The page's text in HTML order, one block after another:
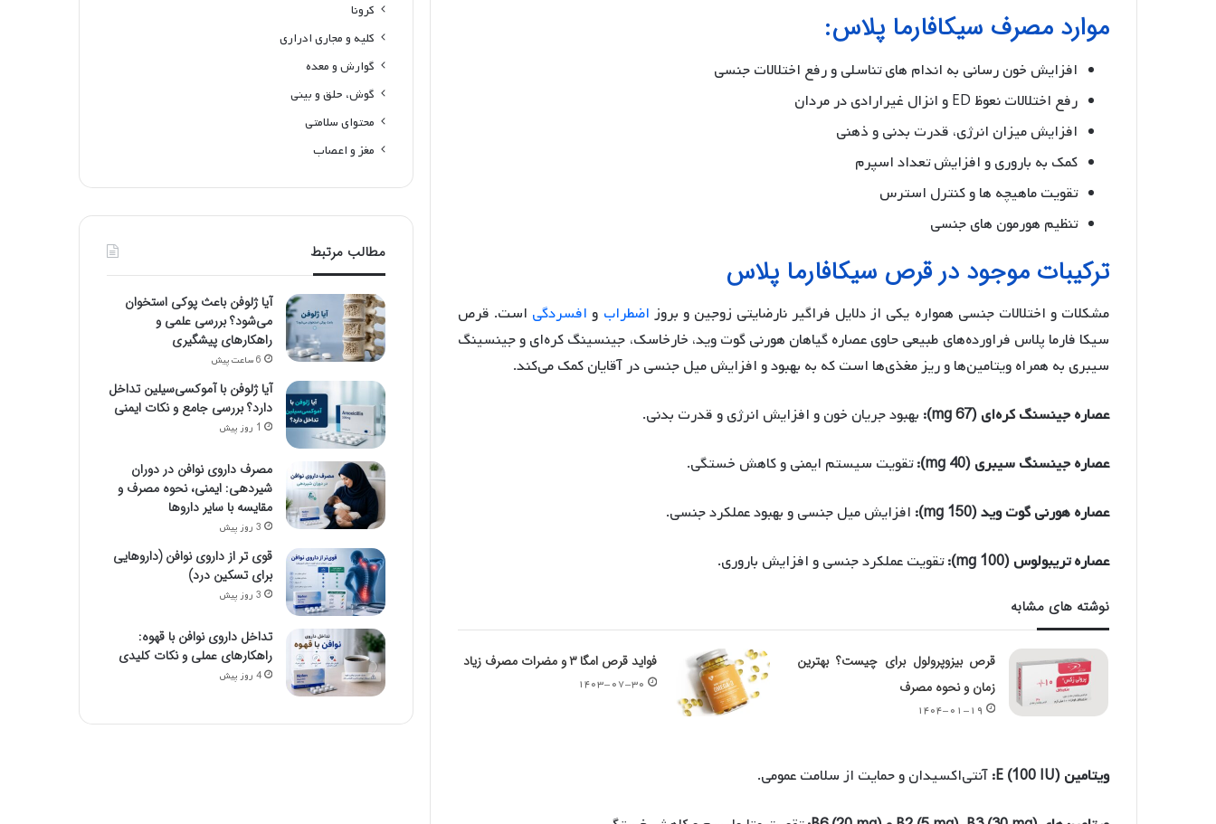
موارد مصرف سیکافارما پلاس:
افزایش خون رسانى به اندام هاى تناسلى و رفع اختلالات جنسى
رفع اختلالات نعوظ ED و انزال غیرارادى در مردان
افزایش میزان انرژى، قدرت بدنى و ذهنى
کمک به بارورى و افزایش تعداد اسپرم
تقویت ماهیچه ها و کنترل استرس
تنظیم هورمون هاى جنسى
ترکیبات موجود در قرص سیکافارما پلاس
مشکلات و اختلالات جنسی همواره یکی از دلایل فراگیر نارضایتی زوجین و بروز اضطراب و افسردگی است. قرص
سیکا فارما پلاس فراورده­‌های طبیعی حاوی عصاره گیاهان هورنی گوت وید، خارخاسک، جینسینگ کره­‌ای و جینسینگ
سیبری به همراه ویتامین‌ها و ریز مغذی­‌ها است که به بهبود و افزایش میل جنسی در آقایان کمک می­‌کند.
عصاره جینسنگ کره‌ای (67 mg): بهبود جریان خون و افزایش انرژی و قدرت بدنی.
عصاره جینسنگ سیبری (40 mg): تقویت سیستم ایمنی و کاهش خستگی.
عصاره هورنی گوت وید (150 mg): افزایش میل جنسی و بهبود عملکرد جنسی.
عصاره تریبولوس (100 mg): تقویت عملکرد جنسی و افزایش باروری.
نوشته های مشابه
قرص بیزوپرولول برای چیست؟ بهترین
زمان و نحوه مصرف
۱۴۰۴-۰۱-۱۹
فواید قرص امگا ۳ و مضرات مصرف زیاد
۱۴۰۳-۰۷-۳۰
ویتامین E (100 IU): آنتی‌اکسیدان و حمایت از سلامت عمومی.
کرونا
کلیه و مجاری ادراری
گوارش و معده
گوش، حلق و بینی
محتوای سلامتی
مغز و اعصاب
مطالب مرتبط
آیا ژلوفن باعث پوکی استخوان
می‌شود؟ بررسی علمی و
راهکارهای پیشگیری
6 ساعت پیش
آیا ژلوفن با آموکسی‌سیلین تداخل
دارد؟ بررسی جامع و نکات ایمنی
1 روز پیش
مصرف داروی نوافن در دوران
شیردهی: ایمنی، نحوه مصرف و
مقایسه با سایر داروها
3 روز پیش
قوی تر از داروی نوافن (داروهایی
برای تسکین درد)
3 روز پیش
تداخل داروی نوافن با قهوه:
راهکارهای عملی و نکات کلیدی
4 روز پیش